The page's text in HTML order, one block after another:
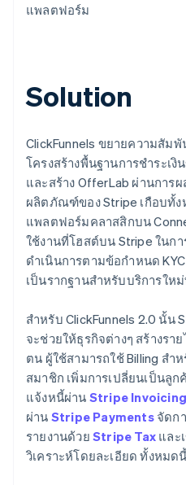
แพลตฟอร์ม
Solution
ClickFunnels ขยายความสัม
โครงสร้างพื้นฐานการชำระเ
และสร้าง OfferLab ผ่านการ
ผลิตภัณฑ์ของ Stripe เกือบทั้ง
แพลตฟอร์มคลาสสิกบน
ใช้งานที่โฮสต์บน Stripe ในก
ดำเนินการตามข้อกำหนด
เป็นรากฐานสำหรับบริการให
สำหรับ ClickFunnels 2.0 นั้น
จะช่วยให้ธุรกิจต่างๆ สร้างรา
ตน ผู้ใช้สามารถใช้ Billing สำ
สมาชิก เพิ่มการเปลี่ยนเป็นลูก
แจ้งหนี้ผ่าน Stripe Invoicing
ผ่าน Stripe Paymentsจัดก
รายงานด้วย Stripe Tax และ
วิเคราะห์โดยละเอียด ทั้งหม